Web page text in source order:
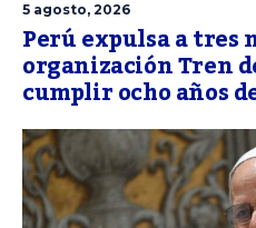
5 agosto, 2026
Perú expulsa a tres
organización Tren
cumplir ocho años